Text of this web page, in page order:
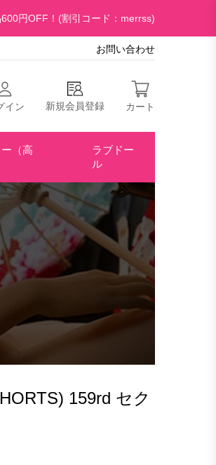
円OFF！(割引コード：merrss)
お問い合わせ
イン 新規会員登録 カート
（高
ラブドー
ル
159rd セク